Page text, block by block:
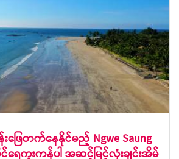
ြေတက်နေနိုင်မည့် Ngwe Saung
ေကူးကန်ပါ အဆင့်မြင့်လုံးချင်းအိမ်